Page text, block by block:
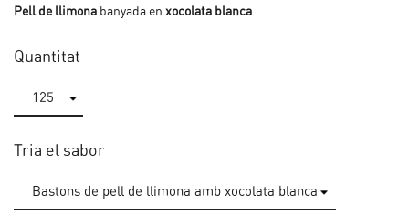
Pell de llimona banyada en xocolata blanca.
Quantitat
Tria el sabor